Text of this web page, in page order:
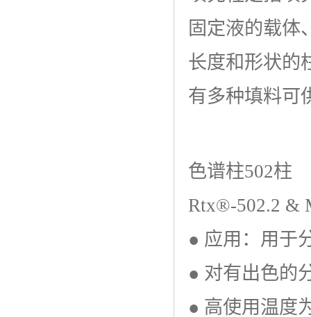
固定液的载体
长度和形状的
有多种填料可
色谱柱502柱
Rtx®-502.2 &
● 应用：用于
● 对有出色的
● 高使用温度